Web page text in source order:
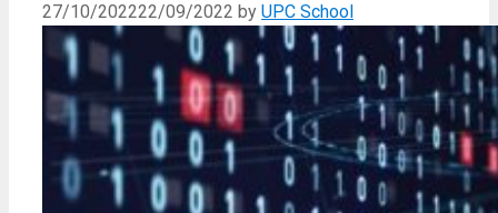
27/10/202222/09/2022 by UPC School